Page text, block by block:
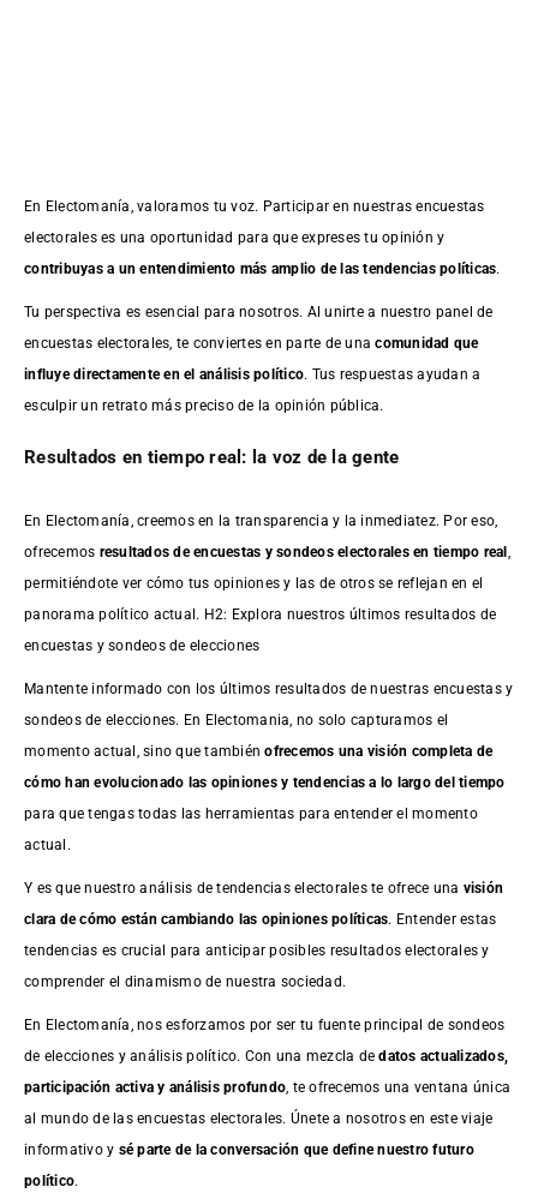
En Electomanía, valoramos tu voz. Participar en nuestras encuestas
electorales es una oportunidad para que expreses tu opinión y
contribuyas a un entendimiento más amplio de las tendencias políticas.
Tu perspectiva es esencial para nosotros. Al unirte a nuestro panel de
encuestas electorales, te conviertes en parte de unacomunidad que
influye directamente en el análisis político. Tus respuestas ayudan a
esculpir un retrato más preciso de la opinión pública.
Resultados en tiempo real: la voz de la gente
En Electomanía, creemos en la transparencia y la inmediatez. Por eso,
ofrecemos resultados deencuestas y sondeos electorales en tiempo real
permitiéndote ver cómo tus opiniones y las de otros se reflejan en el
panorama político actual. H2: Explora nuestros últimos resultados de
encuestas y sondeos de elecciones
Mantente informado con los últimos resultados de nuestras encuestasy
sondeos de elecciones. En Electomania, no solo capturamos el
momento actual, sino que tambiénofrecemos una visión completa de
cómo han evolucionado las opiniones y tendencias a lo largo del tiempo
para que tengas todas las herramientas para entender el momento
actual.
Y es que nuestro análisis de tendencias electorales te ofrece una visión
clara de cómo están cambiando las opiniones políticas. Entender estas
tendencias es crucial para anticipar posibles resultados electorales y
comprender el dinamismo de nuestra sociedad.
En Electomanía, nos esforzamos por ser tu fuente principal de sondeos
de elecciones y análisis político. Con una mezcla dedatos actualizados,
participación activa y análisis profundo , te ofrecemos una ventana única
al mundo de las encuestas electorales. Únete a nosotros en este viaje
informativo y sé parte de la conversación que define nuestro futuro
político.